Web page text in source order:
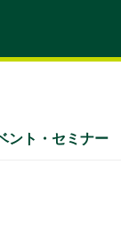
ント・セミナー